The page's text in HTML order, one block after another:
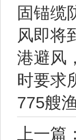
固锚缆
风即将
港避风
时要求
775艘
上一